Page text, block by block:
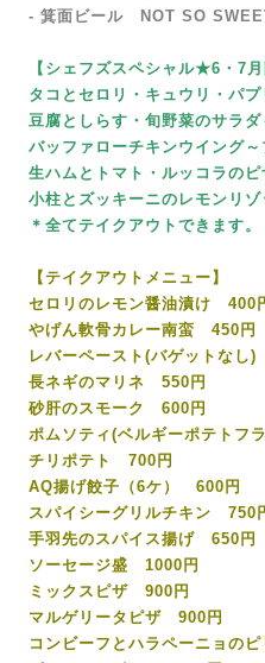
- 箕面ビール NOT SO
【シェフズスペシャル★6・7月
タコとセロリ・キュウリ・パ
豆腐としらす・旬野菜のサラ
バッファローチキンウイング
生ハムとトマト・ルッコラの
小柱とズッキーニのレモンリ
＊全てテイクアウトできます。
【テイクアウトメニュー】
セロリのレモン醤油漬け 400
やげん軟骨カレー南蛮 450円
レバーペースト(バゲットなし
長ネギのマリネ 550円
砂肝のスモーク 600円
ポムソティ(ベルギーポテトフ
チリポテト 700円
AQ揚げ餃子（6ケ） 600円
スパイシーグリルチキン 750
手羽先のスパイス揚げ 650円
ソーセージ盛 1000円
ミックスピザ 900円
マルゲリータピザ 900円
コンビーフとハラペーニョの